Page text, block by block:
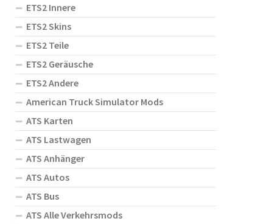
ETS2 Innere
ETS2 Skins
ETS2 Teile
ETS2 Geräusche
ETS2 Andere
American Truck Simulator Mods
ATS Karten
ATS Lastwagen
ATS Anhänger
ATS Autos
ATS Bus
ATS Alle Verkehrsmods